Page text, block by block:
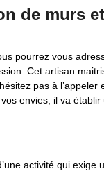
de murs et
pourrez vous
Cet artisan
pas à l’appeler
envies, il va établir
activité qui exige